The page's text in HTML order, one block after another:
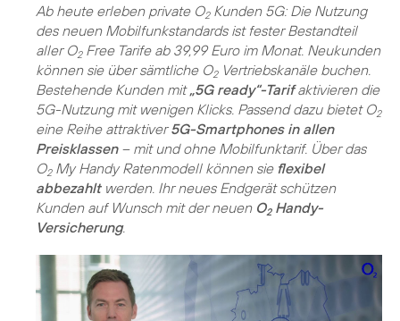
Ab heute erleben private O2Kunden 5G: Die Nutzung
des neuen Mobilfunkstandards ist fester Bestandteil
aller O2Free Tarife ab 39,99 Euro im Monat. Neukunden
können sie über sämtliche O2Vertriebskanäle buchen.
Bestehende Kunden mit„5G ready“-Tarifaktivieren die
5G-Nutzung mit wenigen Klicks. Passend dazu bietet O2
eine Reihe attraktiver5G-Smartphones in allen
Preisklassen– mit und ohne Mobilfunktarif. Über das
O2My Handy Ratenmodell können sie flexibel
abbezahltwerden. Ihr neues Endgerät schützen
Kunden auf Wunsch mit der neuen O2Handy-
Versicherung.